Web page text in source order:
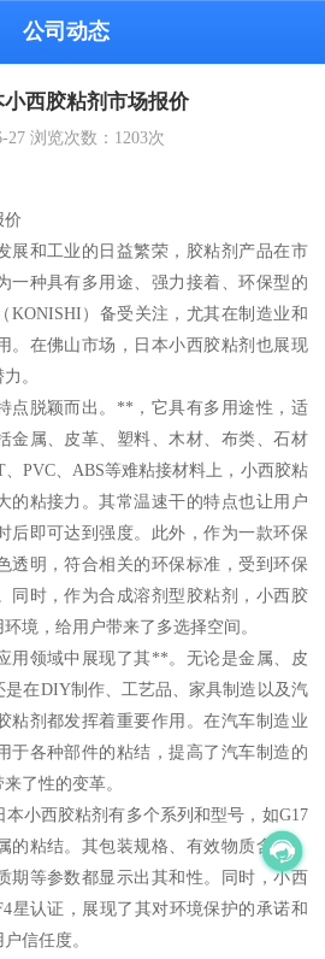
公司动态
西胶粘剂市场报价
27 浏览次数： 1203次
价
展和工业的日益繁荣，胶粘剂产品在市
一种具有多用途、强力接着、环保型的
KONISHI）备受关注，尤其在制造业和
。在佛山市场，日本小西胶粘剂也展现
。
点脱颖而出。**，它具有多用途性，适
金属、皮革、塑料、木材、布类、石材
PVC、ABS等难粘接材料上，小西胶粘
的粘接力。其常温速干的特点也让用户
后即可达到强度。此外，作为一款环保
透明，符合相关的环保标准，受到环保
同时，作为合成溶剂型胶粘剂，小西胶
境，给用户带来了多选择空间。
用领域中展现了其**。无论是金属、皮
在DIY制作、工艺品、家具制造以及汽
粘剂都发挥着重要作用。在汽车制造业
于各种部件的粘结，提高了汽车制造的
了性的变革。
小西胶粘剂有多个系列和型号，如G17
的粘结。其包装规格、有效物质含量、
期等参数都显示出其和性。同时，小西
星认证，展现了其对环境保护的承诺和
信任度。